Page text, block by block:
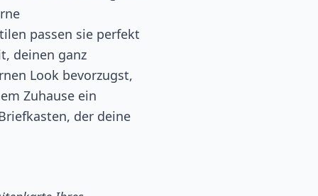
passen sie perfekt
deinen ganz
Look bevorzugst,
Zuhause ein
der deine